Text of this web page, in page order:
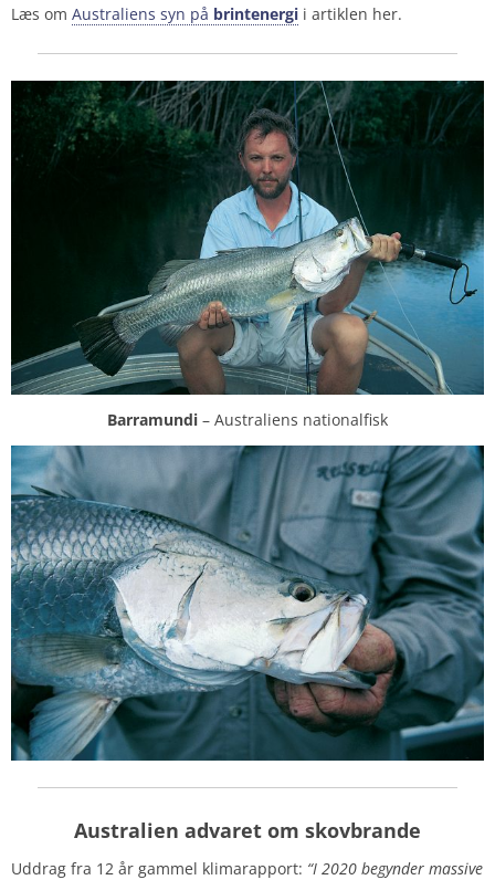
Læs om Australiens syn på brintenergi i artiklen her.
Barramundi – Australiens nationalfisk
Australien advaret om skovbrande
Uddrag fra 12 år gammel klimarapport: “I 2020 begynder massive